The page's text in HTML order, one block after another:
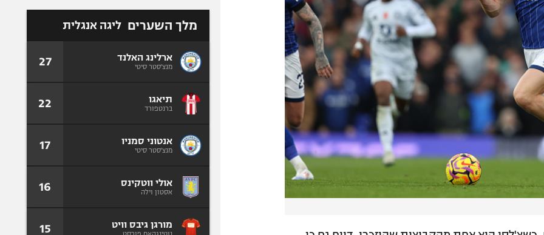
מלך השערים ליגה אנגלית
ארלינג האלנד
מנצ'סטר סיטי 27
תיאגו
ברנטפורד 22
אנטוני סמניו
מנצ'סטר סיטי 17
אולי ווטקינס
אסטון וילה 16
מורגן גיבס וויט
נוטינגהאם פורסט 15